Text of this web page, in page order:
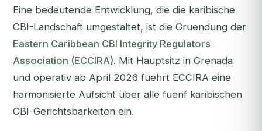
Eine bedeutende Entwicklung, die die karibische
CBI-Landschaft umgestaltet, ist die Gruendung der
Eastern Caribbean CBI Integrity Regulators
Association (ECCIRA). Mit Hauptsitz in Grenada
und operativ ab April 2026 fuehrt ECCIRA eine
harmonisierte Aufsicht über alle fuenf karibischen
CBI-Gerichtsbarkeiten ein.